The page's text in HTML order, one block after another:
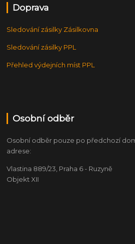
Doprava
Sledování zásilky Zásilkovna
Sledování zásilky PPL
Přehled výdejních míst PPL
Osobní odběr
Osobní odběr pouze po předchozí
adrese:
Vlastina 889/23, Praha 6 - Ruzyně
Objekt XII